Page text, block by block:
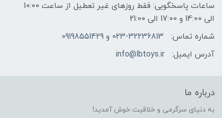
ساعات پاسخگویی: فقط روزهای غیر تعطیل از ساعت 10:00
الی 14:00 و 17:00 الی 21:00
شماره تماس:
023-32236813 و 09198551429
آدرس ایمیل:
info@lbtoys.ir
درباره ما
به دنیای سرگرمی و خلاقیت خوش آمدید!